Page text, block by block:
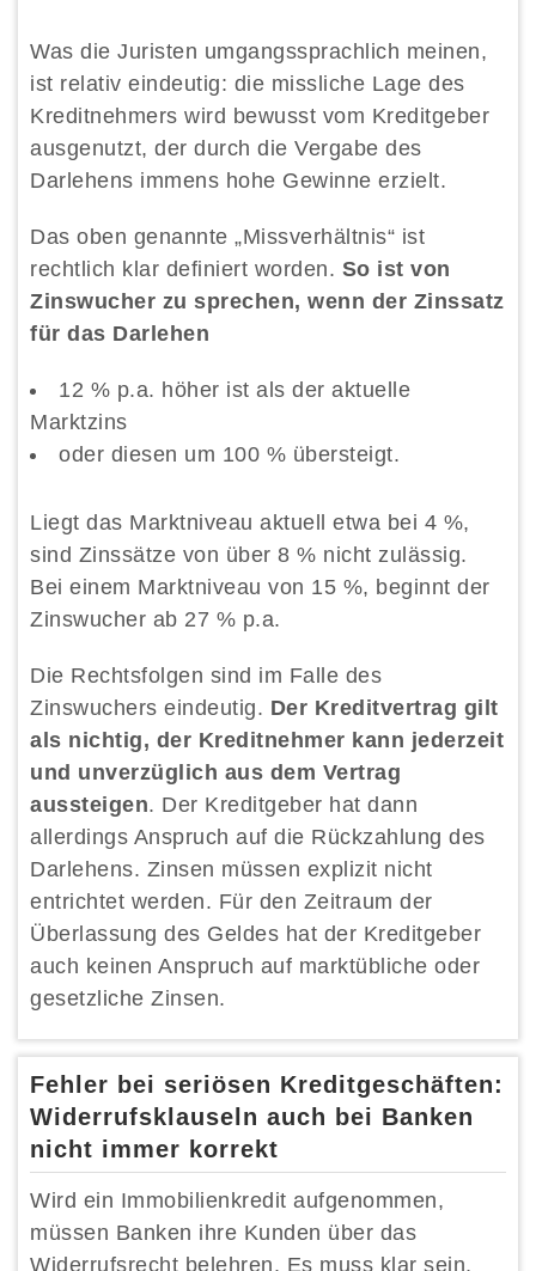
Was die Juristen umgangssprachlich meinen,
ist relativ eindeutig: die missliche Lage des
Kreditnehmers wird bewusst vom Kreditgeber
ausgenutzt, der durch die Vergabe des
Darlehens immens hohe Gewinne erzielt.
Das oben genannte „Missverhältnis“ ist
rechtlich klar definiert worden. So ist von
Zinswucher zu sprechen, wenn der Zinssatz
für das Darlehen
12 % p.a. höher ist als der aktuelle
Marktzins
oder diesen um 100 % übersteigt.
Liegt das Marktniveau aktuell etwa bei 4 %,
sind Zinssätze von über 8 % nicht zulässig.
Bei einem Marktniveau von 15 %, beginnt der
Zinswucher ab 27 % p.a.
Die Rechtsfolgen sind im Falle des
Zinswuchers eindeutig. Der Kreditvertrag gilt
als nichtig, der Kreditnehmer kann jederzeit
und unverzüglich aus dem Vertrag
aussteigen. Der Kreditgeber hat dann
allerdings Anspruch auf die Rückzahlung des
Darlehens. Zinsen müssen explizit nicht
entrichtet werden. Für den Zeitraum der
Überlassung des Geldes hat der Kreditgeber
auch keinen Anspruch auf marktübliche oder
gesetzliche Zinsen.
Fehler bei seriösen Kreditgeschäften:
Widerrufsklauseln auch bei Banken
nicht immer korrekt
Wird ein Immobilienkredit aufgenommen,
müssen Banken ihre Kunden über das
Widerrufsrecht belehren. Es muss klar sein,